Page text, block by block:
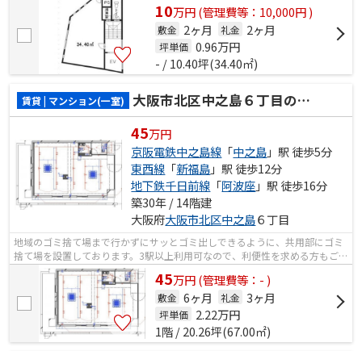
10万円(管理費等：10,000円 )
敷金 2ヶ月 礼金 2ヶ月
坪単価 0.96万円
- / 10.40坪(34.40㎡)
賃貸 | マンション(一室) 大阪市北区中之島６丁目のマンション(一室)
45万円
京阪電鉄中之島線 「中之島」駅 徒歩5分
東西線 「新福島」駅 徒歩12分
地下鉄千日前線 「阿波座」駅 徒歩16分
築30年 / 14階建
大阪府大阪市北区中之島６丁目
地域のゴミ捨て場まで行かずにサッとゴミ出しできるように、共用部にゴミ
捨て場を設置しております。3駅以上利用可なので、利便性を求める方もご満
足頂ける条件です。目立つ外観と洗練...
45万円(管理費等：- )
敷金 6ヶ月 礼金 3ヶ月
坪単価 2.22万円
1階 / 20.26坪(67.00㎡)